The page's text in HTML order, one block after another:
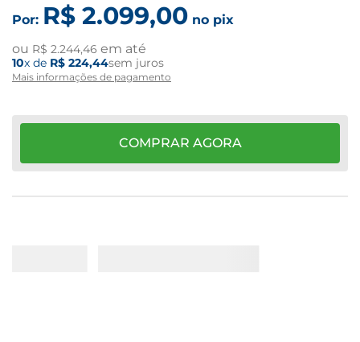
Por: R$ 2.099,00 no pix
ou R$ 2.244,46 em até
10x de R$ 224,44sem juros
Mais informações de pagamento
COMPRAR AGORA